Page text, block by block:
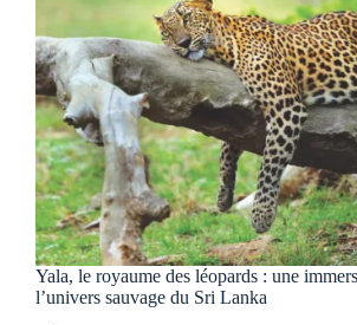
espèce
en
danger
sur
Ushuaïa
TV
!
Yala, le royaume des léopards : une
l’univers sauvage du Sri Lanka